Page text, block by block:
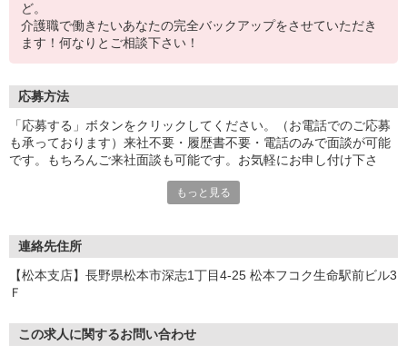
ど。
介護職で働きたいあなたの完全バックアップをさせていただき
ます！何なりとご相談下さい！
応募方法
「応募する」ボタンをクリックしてください。（お電話でのご応募
も承っております）来社不要・履歴書不要・電話のみで面談が可能
です。もちろんご来社面談も可能です。お気軽にお申し付け下さ
もっと見る
連絡先住所
【松本支店】長野県松本市深志1丁目4-25 松本フコク生命駅前ビル3
Ｆ
この求人に関するお問い合わせ